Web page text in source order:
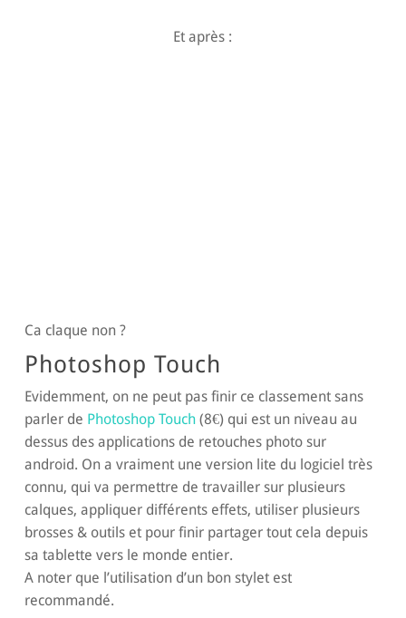
Et après :
Ca claque non ?
Photoshop Touch
Evidemment, on ne peut pas finir ce classement sans
parler de Photoshop Touch(8€) qui est un niveau au
dessus des applications de retouches photo sur
android. On a vraiment une version lite du logiciel très
connu, qui va permettre de travailler sur plusieurs
calques, appliquer différents effets, utiliser plusieurs
brosses & outils et pour finir partager tout cela depuis
sa tablette vers le monde entier.
A noter que l’utilisation d’un bon stylet est
recommandé.